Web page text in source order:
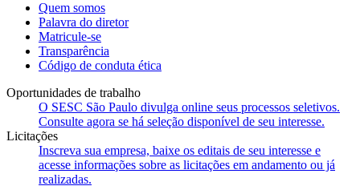
Quem somos
Palavra do diretor
Matricule-se
Transparência
Código de conduta ética
Oportunidades de trabalho
O SESC São Paulo divulga online seus processos seletivos.
Consulte agora se há seleção disponível de seu interesse.
Licitações
Inscreva sua empresa, baixe os editais de seu interesse e
acesse informações sobre as licitações em andamento ou já
realizadas.